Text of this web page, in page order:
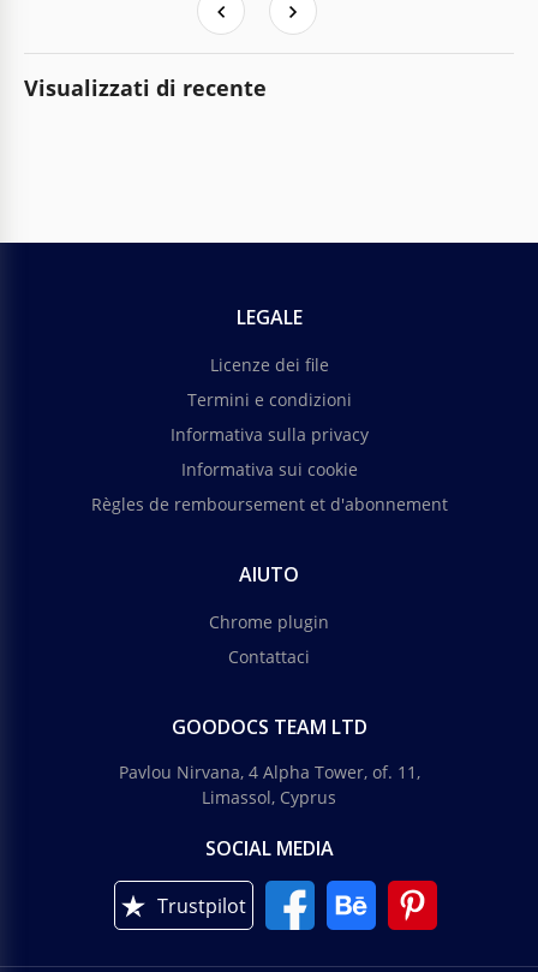
Visualizzati di recente
LEGALE
Licenze dei file
Termini e condizioni
Informativa sulla privacy
Informativa sui cookie
Règles de remboursement et d'abonnement
AIUTO
Chrome plugin
Contattaci
GOODOCS TEAM LTD
Pavlou Nirvana, 4 Alpha Tower, of. 11,
Limassol, Cyprus
SOCIAL MEDIA
Trustpilot